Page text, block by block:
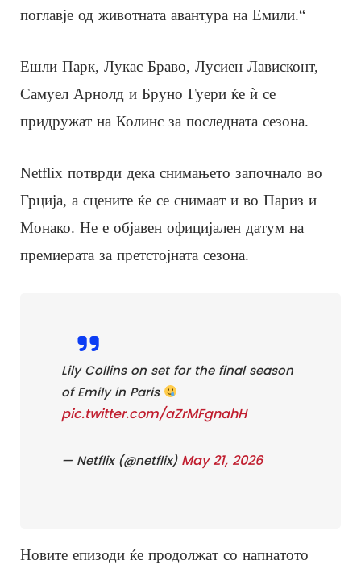
поглавје од животната авантура на Емили.“
Ешли Парк, Лукас Браво, Лусиен Лависконт,
Самуел Арнолд и Бруно Гуери ќе ѝ се
придружат на Колинс за последната сезона.
Netflix потврди дека снимањето започнало во
Грција, а сцените ќе се снимаат и во Париз и
Монако. Не е објавен официјален датум на
премиерата за претстојната сезона.
Lily Collins on set for the final season
of Emily in Paris
pic.twitter.com/aZrMFgnahH
— Netflix (@netflix) May 21, 2026
Новите епизоди ќе продолжат со напнатото